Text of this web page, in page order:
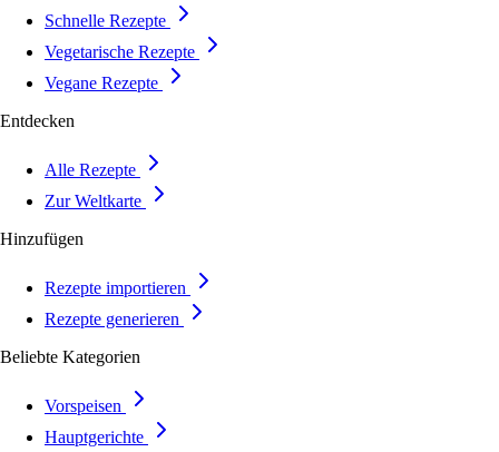
Schnelle Rezepte
Vegetarische Rezepte
Vegane Rezepte
Entdecken
Alle Rezepte
Zur Weltkarte
Hinzufügen
Rezepte importieren
Rezepte generieren
Beliebte Kategorien
Vorspeisen
Hauptgerichte